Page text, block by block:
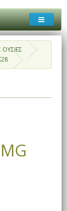
ΟΥΣΙΕΣ